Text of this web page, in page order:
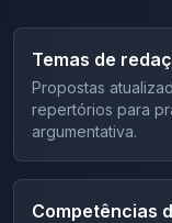
Temas de
Propostas
repertórios para
argumentativa.
Competências